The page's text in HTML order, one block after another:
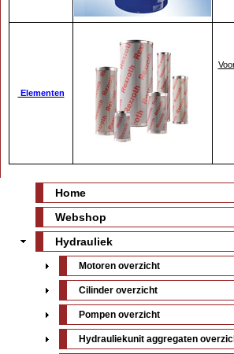
Elementen
Home
Webshop
Hydrauliek
Motoren overzicht
Cilinder overzicht
Pompen overzicht
Hydrauliekunit aggregaten